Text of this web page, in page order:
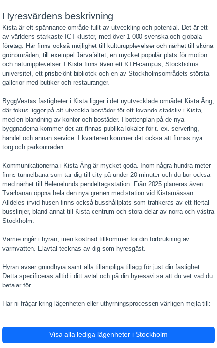
Hyresvärdens beskrivning
Kista är ett spännande område fullt av utveckling och potential. Det är ett
av världens starkaste ICT-kluster, med över 1 000 svenska och globala
företag. Här finns också möjlighet till kulturupplevelser och närhet till sköna
grönområden, till exempel Järvafältet, en mycket populär plats för motion
och naturupplevelser. I Kista finns även ett KTH-campus, Stockholms
universitet, ett prisbelönt bibliotek och en av Stockholmsområdets största
gallerior med butiker och restauranger.
ByggVestas fastigheter i Kista ligger i det nyutvecklade området Kista Äng,
där fokus ligger på att utveckla bostäder för ett levande stadsliv i Kista,
med en blandning av kontor och bostäder. I bottenplan på de nya
byggnaderna kommer det att finnas publika lokaler för t. ex. servering,
handel och annan service. I kvarteren kommer det också att finnas nya
torg och parkområden.
Kommunikationerna i Kista Äng är mycket goda. Inom några hundra meter
finns tunnelbana som tar dig till city på under 20 minuter och du bor också
med närhet till Helenelunds pendeltågsstation. Från 2025 planeras även
Tvärbanan öppna hela den nya grenen med station vid Kistamässan.
Alldeles invid husen finns också busshållplats som trafikeras av ett flertal
busslinjer, bland annat till Kista centrum och stora delar av norra och västra
Stockholm.
Värme ingår i hyran, men kostnad tillkommer för din förbrukning av
varmvatten. Elavtal tecknas av dig som hyresgäst.
Hyran avser grundhyra samt alla tillämpliga tillägg för just din fastighet.
Detta specificeras alltid i ditt avtal och på din hyresavi så att du vet vad du
betalar för.
Har ni frågar kring lägenheten eller uthyrningsprocessen vänligen mejla till:
Visa alla lediga lägenheter i Stockholm